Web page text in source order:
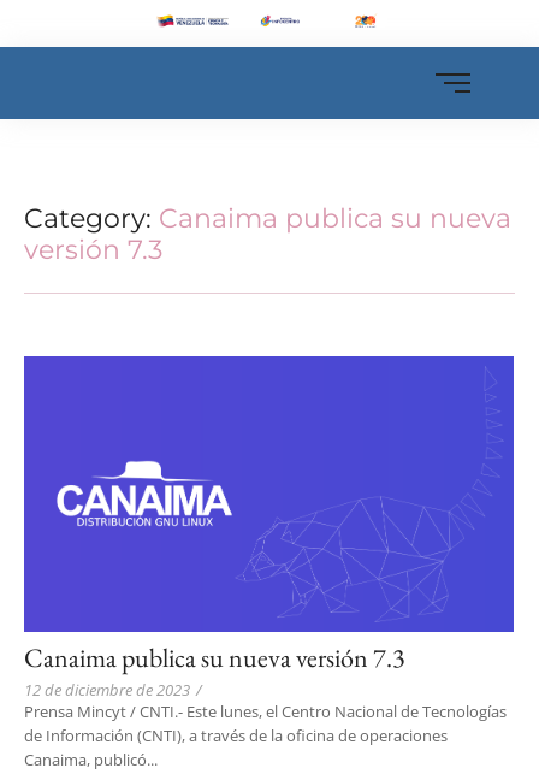
Category: Canaima publica su nueva
versión 7.3
Canaima publica su nueva versión 7.3
12 de diciembre de 2023 /
Prensa Mincyt / CNTI.- Este lunes, el Centro Nacional de Tecnologías
de Información (CNTI), a través de la oficina de operaciones
Canaima, publicó...